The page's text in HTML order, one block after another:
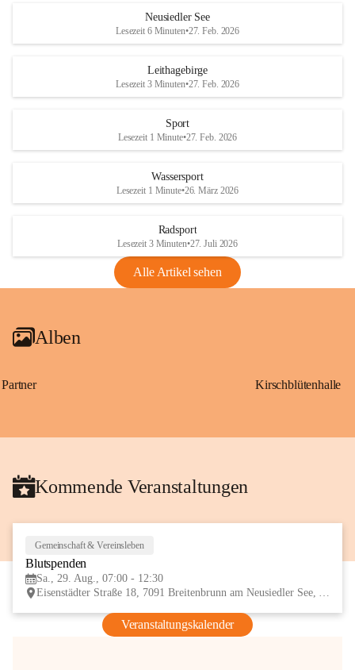
S
und den daraus folgenden wirtschaftlichen
Maßnahmen zur Bekämpfung
Rebe und der Amerikanischen
Anhang VBl. EU Nr. 18
1 Seite•1,4 MB
VBl. EU Nr. 18_2026
r
S
Neusiedler See
Lesezeit 6 Minuten•27. Feb. 2026
Leithagebirge
Lesezeit 3 Minuten•27. Feb. 2026
Sport
Lesezeit 1 Minute•27. Feb. 2026
Wassersport
Lesezeit 1 Minute•26. März 2026
Radsport
Lesezeit 3 Minuten•27. Juli 2026
Alle Artikel sehen
Alben
Partner Kirschblütenhalle
Kommende Veranstaltungen
Gemeinschaft & Vereinsleben
Blutspenden
Sa., 29. Aug., 07:00 - 12:30
Eisenstädter Straße 18, 7091 Breitenbrunn am Neusiedler See, AUT
Veranstaltungskalender